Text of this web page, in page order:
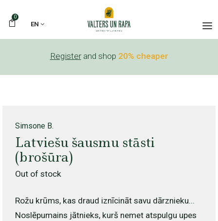
0
EN
Register and shop 20% cheaper
Simsone B.
Latviešu šausmu stāsti
(brošūra)
Out of stock
Rožu krūms, kas draud iznīcināt savu dārznieku...
Noslēpumains jātnieks, kurš nemet atspulgu upes